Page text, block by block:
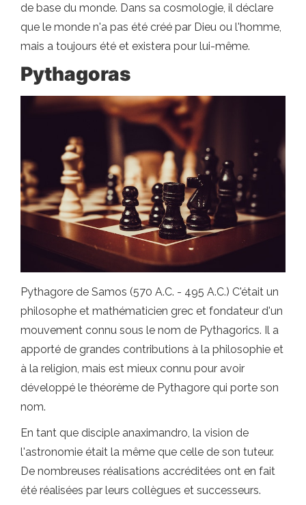
de base du monde. Dans sa cosmologie, il déclare
que le monde n'a pas été créé par Dieu ou l'homme,
mais a toujours été et existera pour lui-même.
Pythagoras
Pythagore de Samos (570 A.C. - 495 A.C.) C'était un
philosophe et mathématicien grec et fondateur d'un
mouvement connu sous le nom de Pythagorics. Il a
apporté de grandes contributions à la philosophie et
à la religion, mais est mieux connu pour avoir
développé le théorème de Pythagore qui porte son
nom.
En tant que disciple anaximandro, la vision de
l'astronomie était la même que celle de son tuteur.
De nombreuses réalisations accréditées ont en fait
été réalisées par leurs collègues et successeurs.